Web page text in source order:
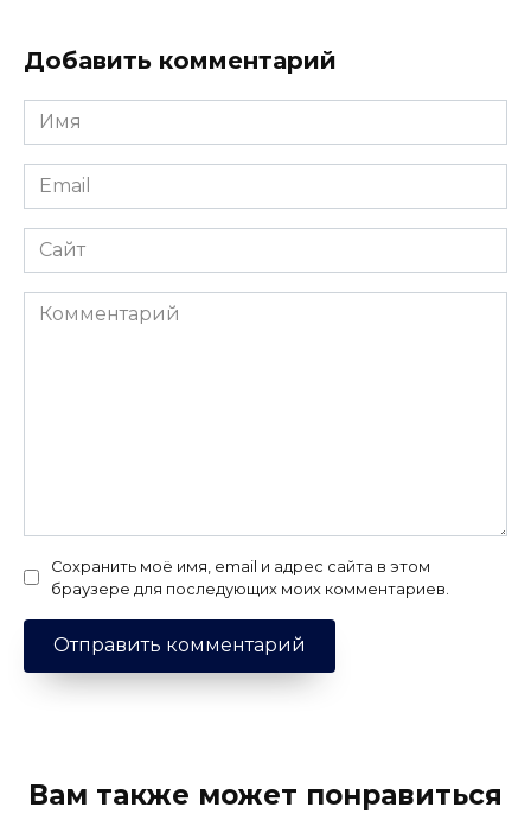
Добавить комментарий
Имя
*
Email
*
Сайт
Комментарий
Сохранить моё имя, email и адрес сайта в этом
браузере для последующих моих комментариев.
Вам также может понравиться